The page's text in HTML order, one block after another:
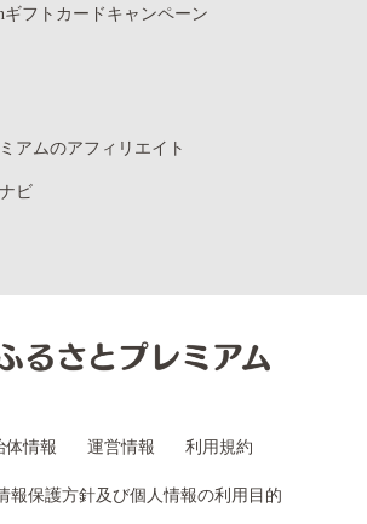
ギフトカードキャンペーン
アムのアフィリエイト
ビ
体情報 運営情報 利用規約
報保護方針及び個人情報の利用目的